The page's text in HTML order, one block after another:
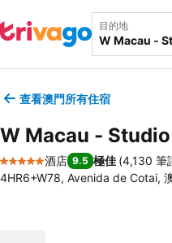
目的地
查看澳門所有住宿
W Macau -
5 星級
酒店 9.5 極佳 (4,130 筆
4HR6+W78, Avenida de Cotai,